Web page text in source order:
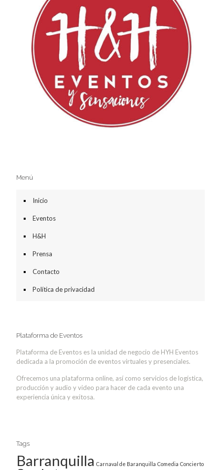
Menú
Inicio
Eventos
H&H
Prensa
Contacto
Política de privacidad
Plataforma de Eventos
Plataforma de Eventos es la unidad de negocio de HYH Eventos
dedicada a la promoción de eventos virtuales y presenciales.
Ofrecemos una plataforma online, así como servicios de logística,
producción y audio y video para hacer de cada evento una
experiencia única y exitosa.
Tags
Barranquilla Carnaval de Baranquilla Comedia Concierto